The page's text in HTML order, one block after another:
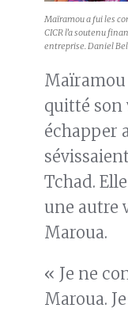
Maïramou a fui les
CICR l’a soutenu
entreprise. Daniel
Maïramou
quitté son
échapper
Tchad.
une autre
Maroua.
« Je ne
Maroua.